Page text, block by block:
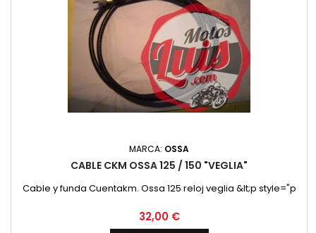
MARCA: OSSA
CABLE CKM OSSA 125 / 150 "VEGLIA"
Cable y funda Cuentakm. Ossa 125 reloj veglia &lt;p style="p
Precio
32,00 €